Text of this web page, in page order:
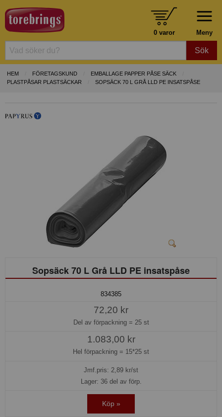
Meny
0 varor
Sök
HEM FÖRETAGSKUND
EMBALLAGE PAPPER PÅSE SÄCK
PLASTPÅSAR PLASTSÄCKAR
SOPSÄCK 70 L GRÅ LLD PE INSATSPÅSE
Sopsäck 70 L Grå LLD PE insatspåse
834385
72,20 kr
Del av förpackning = 25 st
1.083,00 kr
Hel förpackning = 15*25 st
Jmf.pris: 2,89 kr/st
Lager: 36 del av förp.
Köp »